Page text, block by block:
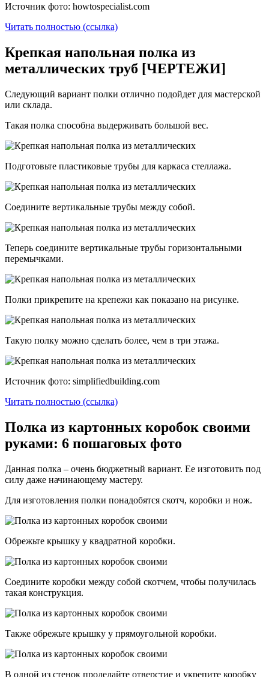
Источник фото: howtospecialist.com
Читать полностью (ссылка)
Крепкая напольная полка из
металлических труб [ЧЕРТЕЖИ]
Следующий вариант полки отлично подойдет для мастерской
или склада.
Такая полка способна выдерживать большой вес.
Подготовьте пластиковые трубы для каркаса стеллажа.
Соедините вертикальные трубы между собой.
Теперь соедините вертикальные трубы горизонтальными
перемычками.
Полки прикрепите на крепежи как показано на рисунке.
Такую полку можно сделать более, чем в три этажа.
Источник фото: simplifiedbuilding.com
Читать полностью (ссылка)
Полка из картонных коробок своими
руками: 6 пошаговых фото
Данная полка – очень бюджетный вариант. Ее изготовить под
силу даже начинающему мастеру.
Для изготовления полки понадобятся скотч, коробки и нож.
Обрежьте крышку у квадратной коробки.
Соедините коробки между собой скотчем, чтобы получилась
такая конструкция.
Также обрежьте крышку у прямоугольной коробки.
В одной из стенок проделайте отверстие и укрепите коробку